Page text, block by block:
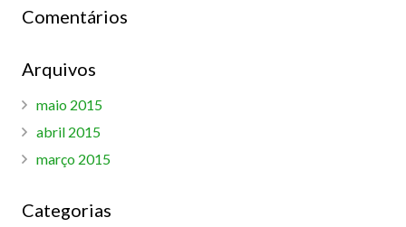
Comentários
Arquivos
maio 2015
abril 2015
março 2015
Categorias